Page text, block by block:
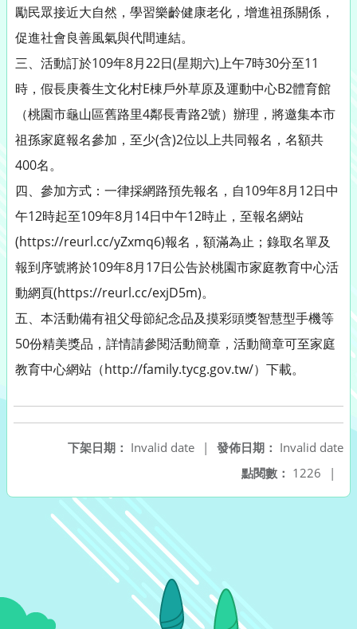
勵民眾接近大自然，學習樂齡健康老化，增進祖孫關係，
促進社會良善風氣與代間連結。
三、活動訂於109年8月22日(星期六)上午7時30分至11
時，假長庚養生文化村E棟戶外草原及運動中心B2體育館
（桃園市龜山區舊路里4鄰長青路2號）辦理，將邀集本市
祖孫家庭報名參加，至少(含)2位以上共同報名，名額共
400名。
四、參加方式：一律採網路預先報名，自109年8月12日中
午12時起至109年8月14日中午12時止，至報名網站
(https://reurl.cc/yZxmq6)報名，額滿為止；錄取名單及
報到序號將於109年8月17日公告於桃園市家庭教育中心活
動網頁(https://reurl.cc/exjD5m)。
五、本活動備有祖父母節紀念品及摸彩頭獎智慧型手機等
50份精美獎品，詳情請參閱活動簡章，活動簡章可至家庭
教育中心網站（http://family.tycg.gov.tw/）下載。
發佈日期： Invalid date
下架日期： Invalid date
|
點閱數： 1226 |